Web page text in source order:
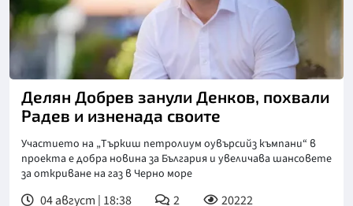
Делян Добрев занули Денков, похвали
Радев и изненада своите
Участието на „Търкиш петролиум оувърсийз къмпани“ в
проекта е добра новина за България и увеличава шансовете
за откриване на газ в Черно море
04 август | 18:38 2 20222